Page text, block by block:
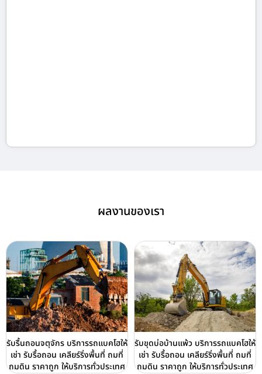
ผลงานของเรา
รับรื้นถอนจตุจักร บริการรถแบคโฮให้
เช่า รับรื้อถอน เคลียร์ริ่งพื้นที่ ถมที่
ถมดิน ราคาถูก ให้บริการทั่วประเทศ
รับขุดบ่อบ้านแพ้ว บริการรถแบคโฮให้
เช่า รับรื้อถอน เคลียร์ริ่งพื้นที่ ถมที่
ถมดิน ราคาถูก ให้บริการทั่วประเทศ